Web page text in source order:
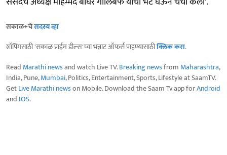
सकाळ+चेसदस्य व्हा
शॉपिंगसाठी 'सकाळ प्राईम डील्स'च्या भन्नाट ऑफर्स पाहण्यासाठीक्लिक करा.
Read Marathi newsand watch Live TV.Breaking newsfrom Maharashtra,
India, Pune,Mumbai, Politics, Entertainment, Sports, Lifestyle at SaamTV.
GetLive Marathi newson Mobile. Download the Saam Tv app forAndroid
and IOS.